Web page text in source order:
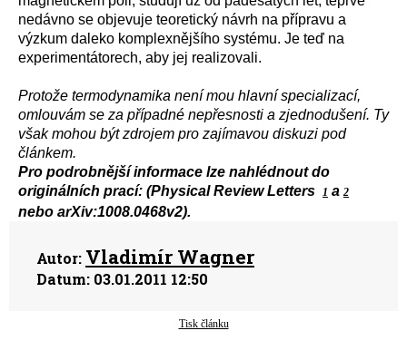
nedávno se objevuje teoretický návrh na přípravu a
výzkum daleko komplexnějšího systému. Je teď na
experimentátorech, aby jej realizovali.
Protože termodynamika není mou hlavní specializací,
omlouvám se za případné nepřesnosti a zjednodušení. Ty
však mohou být zdrojem pro zajímavou diskuzi pod
článkem.
Pro podrobnější informace lze nahlédnout do
originálních prací: (Physical Review Letters 1 a 2
nebo arXiv:1008.0468v2).
Autor: Vladimír Wagner
Datum: 03.01.2011 12:50
Tisk článku